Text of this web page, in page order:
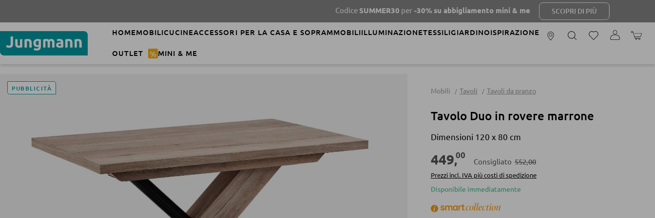
SUMMER30per-30%su abbigliamento mini & me SCOPRI DI PIÙ
HOMEMOBILICUCINEACCESSORI PER LA CASA E SOPRAMMOBILIILLUMINAZIONETESSILIGIARDINOISPIRAZIONE
OUTLET % MINI & ME
IL
PUBBLICITÀ Mobili Tavoli Tavoli da pranzo
Tavolo Duo in rovere marrone
Dimensioni 120 x 80 cm
449,00
Consigliato 552,00
Prezzi incl. IVA più costi di spedizione
Disponibile immediatamente